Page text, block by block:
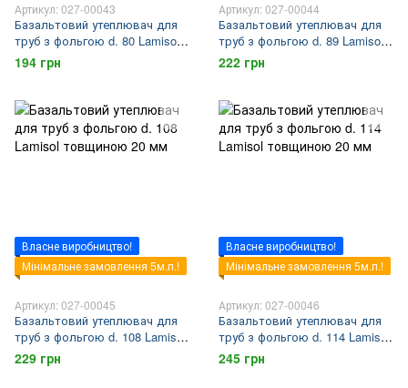
Артикул: 027-00043
Базальтовий утеплювач для
труб з фольгою d. 80 Lamisol
товщиною 20 мм
194 грн
Артикул: 027-00044
Базальтовий утеплювач для
труб з фольгою d. 89 Lamisol
товщиною 20 мм
222 грн
Власне виробництво!
Мінімальне замовлення 5м.п.!
Артикул: 027-00045
Базальтовий утеплювач для
труб з фольгою d. 108 Lamisol
товщиною 20 мм
229 грн
Власне виробництво!
Мінімальне замовлення 5м.п.!
Артикул: 027-00046
Базальтовий утеплювач для
труб з фольгою d. 114 Lamisol
товщиною 20 мм
245 грн